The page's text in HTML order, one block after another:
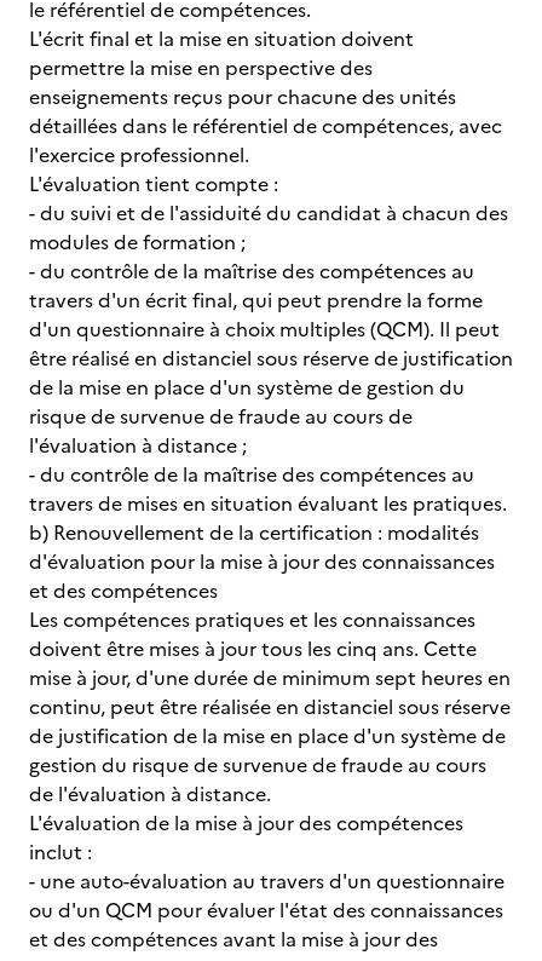
le référentiel de compétences.
L'écrit final et la mise en situation doivent
permettre la mise en perspective des
enseignements reçus pour chacune des unités
détaillées dans le référentiel de compétences, avec
l'exercice professionnel.
L'évaluation tient compte :
- du suivi et de l'assiduité du candidat à chacun des
modules de formation ;
- du contrôle de la maîtrise des compétences au
travers d'un écrit final, qui peut prendre la forme
d'un questionnaire à choix multiples (QCM). Il peut
être réalisé en distanciel sous réserve de justification
de la mise en place d'un système de gestion du
risque de survenue de fraude au cours de
l'évaluation à distance ;
- du contrôle de la maîtrise des compétences au
travers de mises en situation évaluant les pratiques.
b) Renouvellement de la certification : modalités
d'évaluation pour la mise à jour des connaissances
et des compétences
Les compétences pratiques et les connaissances
doivent être mises à jour tous les cinq ans. Cette
mise à jour, d'une durée de minimum sept heures en
continu, peut être réalisée en distanciel sous réserve
de justification de la mise en place d'un système de
gestion du risque de survenue de fraude au cours
de l'évaluation à distance.
L'évaluation de la mise à jour des compétences
inclut :
- une auto-évaluation au travers d'un questionnaire
ou d'un QCM pour évaluer l'état des connaissances
et des compétences avant la mise à jour des